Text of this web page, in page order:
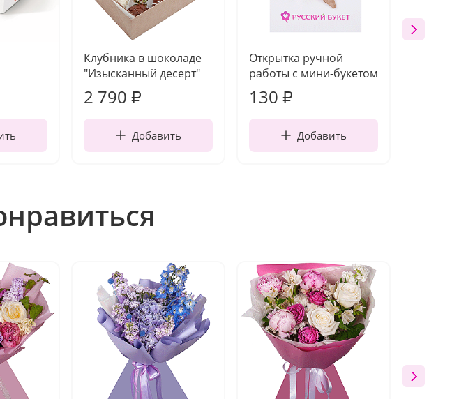
Клубника в шоколаде
"Изысканный десерт"
2 790 ₽
Добавить
Открытка ручной
работы с мини-букетом
130 ₽
Добавить